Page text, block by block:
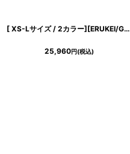
[ XS-Lサイズ / 2カラー][ERUKEI/GINZA COUTURE]ホワイト×ブラック・レッド×ホワイト・ドット・首元フリル・ウエストマーク・マキシ・アメリカンスリーブ・Aライン・ロングドレス[送料無料]
25,960円(税込)